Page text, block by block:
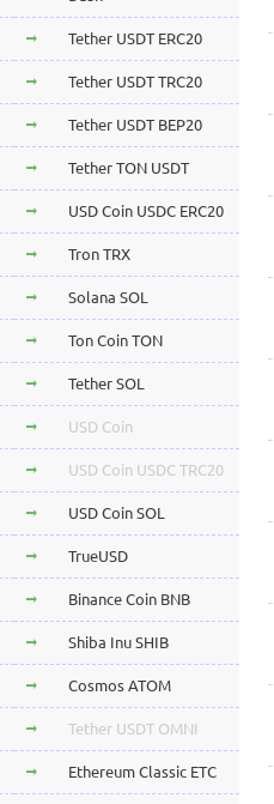
Tether USDT ERC20
Tether USDT TRC20
Tether USDT BEP20
Tether TON USDT
USD Coin USDC ERC20
Tron TRX
Solana SOL
Ton Coin TON
Tether SOL
USD Coin
USD Coin USDC TRC20
USD Coin SOL
TrueUSD
Binance Coin BNB
Shiba Inu SHIB
Cosmos ATOM
Tether USDT OMNI
Ethereum Classic ETC